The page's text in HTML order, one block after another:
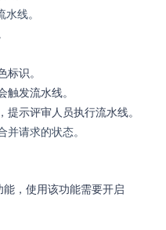
线。
标识。
触发流水线。
示评审人员执行流水线。
并请求的状态。
能，使用该功能需要开启